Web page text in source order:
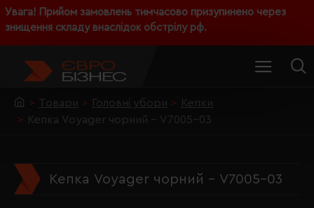
Увага! Прийом замовлень тимчасово призупинено через
знищення складу внаслідок обстрілу рф.
Товари Головні убори
Кепки
Кепка Voyager чорний - V7005-03
Кепка Voyager чорний - V7005-03